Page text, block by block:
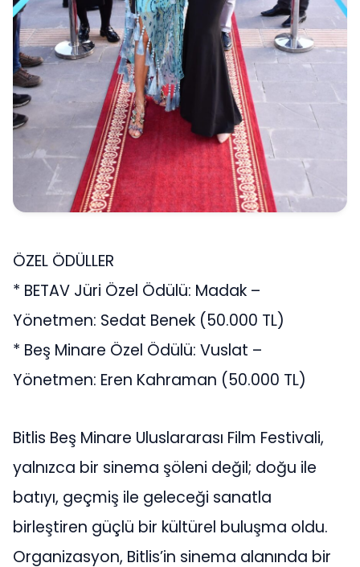
ÖZEL ÖDÜLLER
* BETAV Jüri Özel Ödülü: Madak –
Yönetmen: Sedat Benek (50.000 TL)
* Beş Minare Özel Ödülü: Vuslat –
Yönetmen: Eren Kahraman (50.000 TL)
Bitlis Beş Minare Uluslararası Film Festivali,
yalnızca bir sinema şöleni değil; doğu ile
batıyı, geçmiş ile geleceği sanatla
birleştiren güçlü bir kültürel buluşma oldu.
Organizasyon, Bitlis’in sinema alanında bir